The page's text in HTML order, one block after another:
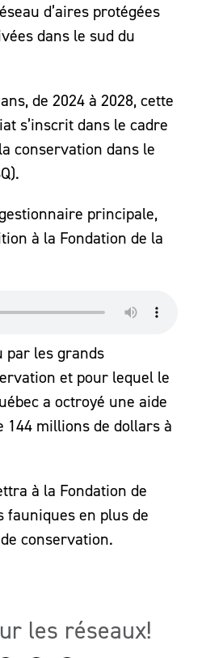
d’aires protégées
dans le sud du
de 2024 à 2028, cette
s’inscrit dans le cadre
conservation dans le
principale,
à la Fondation de la
par les grands
et pour lequel le
a octroyé une aide
144 millions de dollars à
à la Fondation de
fauniques en plus de
conservation.
les réseaux!